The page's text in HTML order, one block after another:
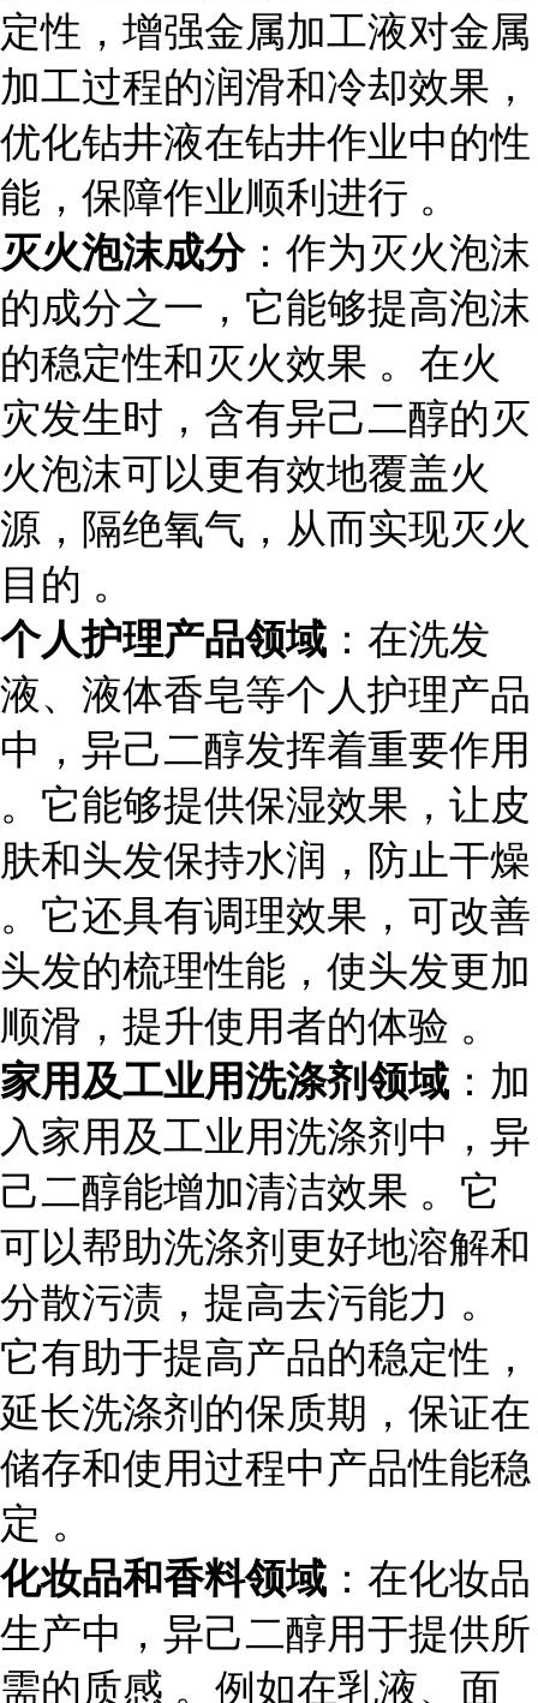
定性，增强金属加工液对金属
加工过程的润滑和冷却效果，
优化钻井液在钻井作业中的性
能，保障作业顺利进行 。
灭火泡沫成分：作为灭火泡沫
的成分之一，它能够提高泡沫
的稳定性和灭火效果 。在火
灾发生时，含有异己二醇的灭
火泡沫可以更有效地覆盖火
源，隔绝氧气，从而实现灭火
目的 。
个人护理产品领域 ：在洗发
液、液体香皂等个人护理产品
中，异己二醇发挥着重要作用
。它能够提供保湿效果，让皮
肤和头发保持水润，防止干燥
。它还具有调理效果，可改善
头发的梳理性能，使头发更加
顺滑，提升使用者的体验 。
家用及工业用洗涤剂领域 ：加
入家用及工业用洗涤剂中，异
己二醇能增加清洁效果 。它
可以帮助洗涤剂更好地溶解和
分散污渍，提高去污能力 。
它有助于提高产品的稳定性，
延长洗涤剂的保质期，保证在
储存和使用过程中产品性能稳
定 。
化妆品和香料领域 ：在化妆品
生产中，异己二醇用于提供所
需的质感 。例如在乳液、面